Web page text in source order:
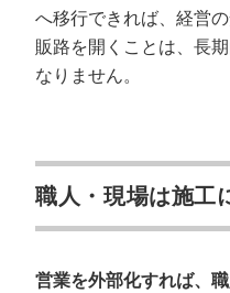
へ移行できれば、経営
販路を開くことは、長
なりません。
職人・現場は施工
営業を外部化すれば、